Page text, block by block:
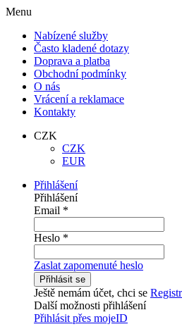
Menu
Nabízené služby
Často kladené dotazy
Doprava a platba
Obchodní podmínky
O nás
Vrácení a reklamace
Kontakty
CZK
CZK
EUR
Přihlášení
Přihlášení
Email *
Heslo *
Zaslat zapomenuté heslo
Přihlásit se
Ještě nemám účet, chci se
Další možnosti přihlášení
Přihlásit přes mojeID